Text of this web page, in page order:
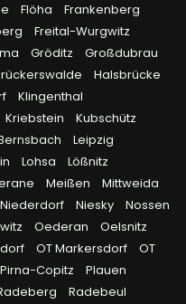
Flöha
Frankenberg
Freital-Wurgwitz
Gröditz
Großdubrau
Halsbrücke
Klingenthal
Kriebstein
Kubschütz
Leipzig
Lohsa
Lößnitz
Meißen
Mittweida
Niederdorf Niesky
Nossen
Oederan
Oelsnitz
OT Markersdorf
OT
Pirna-Copitz
Plauen
Radebeul